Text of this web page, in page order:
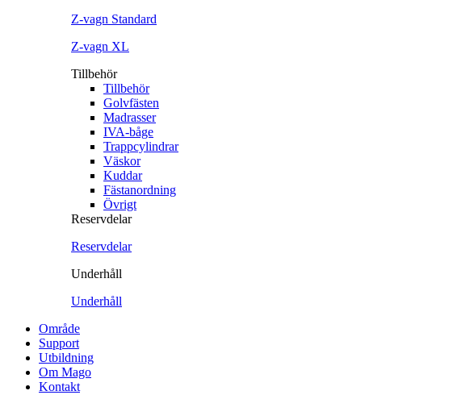
Z‐vagn Standard
Z‐vagn XL
Tillbehör
Tillbehör
Golvfästen
Madrasser
IVA-båge
Trappcylindrar
Väskor
Kuddar
Fästanordning
Övrigt
Reservdelar
Reservdelar
Underhåll
Underhåll
Område
Support
Utbildning
Om Mago
Kontakt